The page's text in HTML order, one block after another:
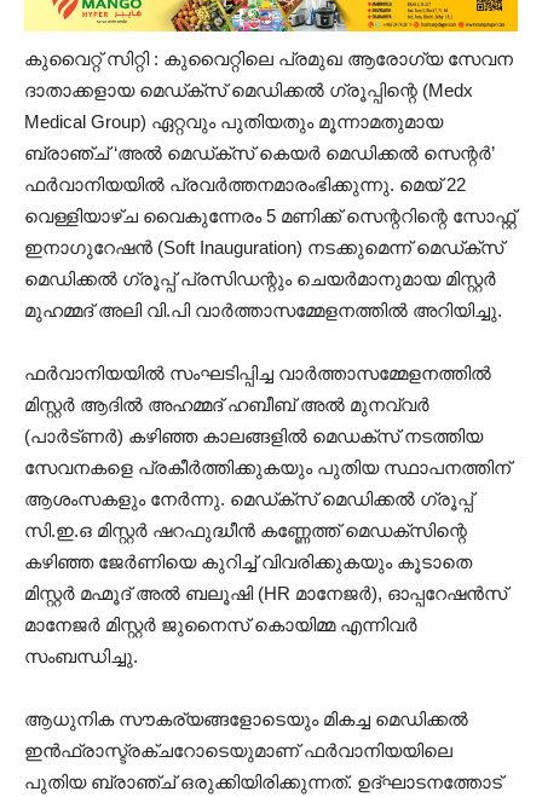
കുവൈറ്റ് സിറ്റി : കുവൈറ്റിലെ പ്രമുഖ ആരോഗ്യ സേവന
ദാതാക്കളായ മെഡ്ക്സ് മെഡിക്കൽ ഗ്രൂപ്പിന്റെ (Medx
Medical Group) ഏറ്റവും പുതിയതും മൂന്നാമതുമായ
ബ്രാഞ്ച് ‘അൽ മെഡ്ക്സ് കെയർ മെഡിക്കൽ സെന്റർ’
ഫർവാനിയയിൽ പ്രവർത്തനമാരംഭിക്കുന്നു. മെയ് 22
വെള്ളിയാഴ്ച വൈകുന്നേരം 5 മണിക്ക് സെന്ററിന്റെ സോഫ്റ്റ്
ഇനാഗുറേഷൻ (Soft Inauguration) നടക്കുമെന്ന് മെഡ്ക്സ്
മെഡിക്കൽ ഗ്രൂപ്പ് പ്രസിഡന്റും ചെയർമാനുമായ മിസ്റ്റർ
മുഹമ്മദ് അലി വി.പി വാർത്താസമ്മേളനത്തിൽ അറിയിച്ചു.
ഫർവാനിയയിൽ സംഘടിപ്പിച്ച വാർത്താസമ്മേളനത്തിൽ
മിസ്റ്റർ ആദിൽ അഹമ്മദ് ഹബീബ് അൽ മുനവ്വർ
(പാർട്ണർ) കഴിഞ്ഞ കാലങ്ങളിൽ മെഡക്‌സ്‌ നടത്തിയ
സേവനകളെ പ്രകീർത്തിക്കുകയും പുതിയ സ്ഥാപനത്തിന്
ആശംസകളും നേർന്നു. മെഡ്ക്സ് മെഡിക്കൽ ഗ്രൂപ്പ്
സി.ഇ.ഒ മിസ്റ്റർ ഷറഫുദ്ധീൻ കണ്ണേത്ത് മെഡക്‌സിന്റെ
കഴിഞ്ഞ ജേർണിയെ കുറിച്ച് വിവരിക്കുകയും കൂടാതെ
മിസ്റ്റർ മഹ്മൂദ് അൽ ബലൂഷി (HR മാനേജർ), ഓപ്പറേഷൻസ്
മാനേജർ മിസ്റ്റർ ജുനൈസ് കൊയിമ്മ എന്നിവർ
സംബന്ധിച്ചു.
ആധുനിക സൗകര്യങ്ങളോടെയും മികച്ച മെഡിക്കൽ
ഇൻഫ്രാസ്ട്രക്ചറോടെയുമാണ് ഫർവാനിയയിലെ
പുതിയ ബ്രാഞ്ച് ഒരുക്കിയിരിക്കുന്നത്. ഉദ്ഘാടനത്തോട്